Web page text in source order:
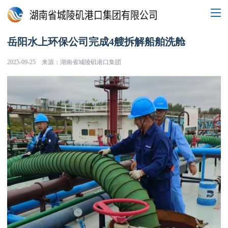
岳阳水上环保公司完成4艘拆解船舶洗舱
2025-09-25 来源：湖南省城陵矶港口集团